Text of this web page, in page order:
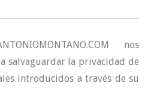
nos
salvaguardar la privacidad de
introducidos a través de su